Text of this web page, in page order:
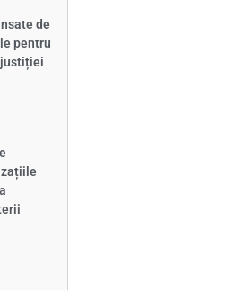
de
pentru